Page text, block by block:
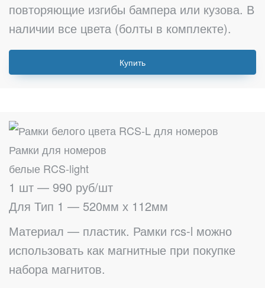
повторяющие изгибы бампера или кузова. В
наличии все цвета (болты в комплекте).
Купить
Рамки для номеров
белые RCS-light
1 шт — 990 руб/шт
Для Тип 1 — 520мм х 112мм
Материал — пластик. Рамки rcs-l можно
использовать как магнитные при покупке
набора магнитов.